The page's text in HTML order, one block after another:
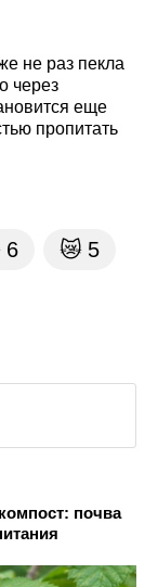
не раз пекла
через
еще
пропитать
6 😿 5
почва